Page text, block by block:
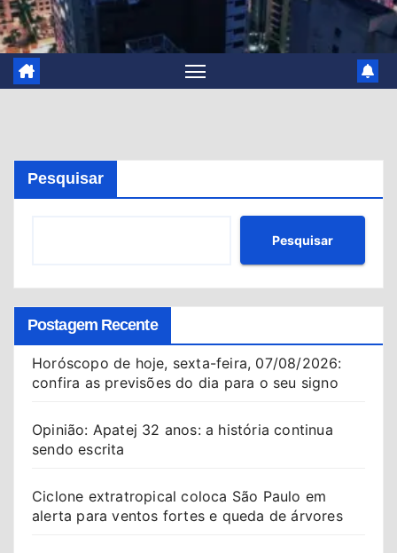
Pesquisar
Pesquisar
Postagem Recente
Horóscopo de hoje, sexta-feira, 07/08/2026:
confira as previsões do dia para o seu signo
Opinião: Apatej 32 anos: a história continua
sendo escrita
Ciclone extratropical coloca São Paulo em
alerta para ventos fortes e queda de árvores